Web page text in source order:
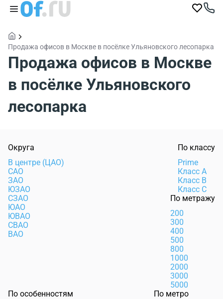
Продажа офисов в Москве в посёлке Ульяновского лесопарка
Продажа офисов в Москве
в посёлке Ульяновского
лесопарка
Округа
В центре (ЦАО)
САО
ЗАО
ЮЗАО
СЗАО
ЮАО
ЮВАО
СВАО
ВАО
По классу
Prime
Класс А
Класс В
Класс С
По метражу
200
300
400
500
800
1000
2000
3000
5000
По особенностям
По метро